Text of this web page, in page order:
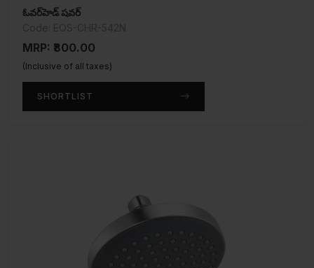
ఓవర్‌హెడ్ షవర్
MRP: ₹800.00
(Inclusive of all taxes)
SHORTLIST